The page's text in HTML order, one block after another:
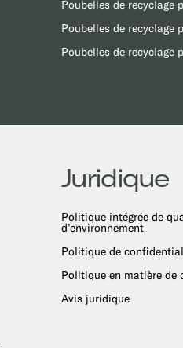
Poubelles de recyclage
Poubelles de recyclage
Poubelles de recyclage
Juridique
Politique intégrée de
d’environnement
Politique de
Politique en matière de
Avis juridique